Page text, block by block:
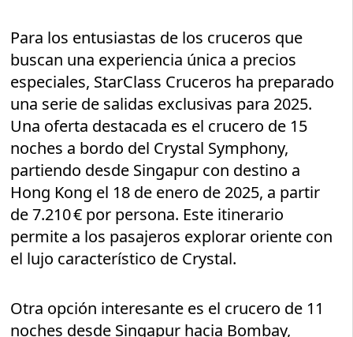
Para los entusiastas de los cruceros que
buscan una experiencia única a precios
especiales, StarClass Cruceros ha preparado
una serie de salidas exclusivas para 2025.
Una oferta destacada es el crucero de 15
noches a bordo del Crystal Symphony,
partiendo desde Singapur con destino a
Hong Kong el 18 de enero de 2025, a partir
de 7.210 € por persona. Este itinerario
permite a los pasajeros explorar oriente con
el lujo característico de Crystal.
Otra opción interesante es el crucero de 11
noches desde Singapur hacia Bombay,